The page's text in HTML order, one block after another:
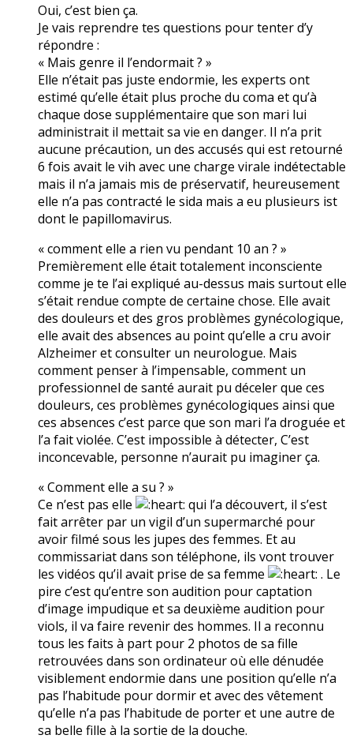
Oui, c’est bien ça.
Je vais reprendre tes questions pour tenter d’y
répondre :
« Mais genre il l’endormait ? »
Elle n’était pas juste endormie, les experts ont
estimé qu’elle était plus proche du coma et qu’à
chaque dose supplémentaire que son mari lui
administrait il mettait sa vie en danger. Il n’a prit
aucune précaution, un des accusés qui est retourné
6 fois avait le vih avec une charge virale indétectable
mais il n’a jamais mis de préservatif, heureusement
elle n’a pas contracté le sida mais a eu plusieurs ist
dont le papillomavirus.
« comment elle a rien vu pendant 10 an ? »
Premièrement elle était totalement inconsciente
comme je te l’ai expliqué au-dessus mais surtout elle
s’était rendue compte de certaine chose. Elle avait
des douleurs et des gros problèmes gynécologique,
elle avait des absences au point qu’elle a cru avoir
Alzheimer et consulter un neurologue. Mais
comment penser à l’impensable, comment un
professionnel de santé aurait pu déceler que ces
douleurs, ces problèmes gynécologiques ainsi que
ces absences c’est parce que son mari l’a droguée et
l’a fait violée. C’est impossible à détecter, C’est
inconcevable, personne n’aurait pu imaginer ça.
« Comment elle a su ? »
Ce n’est pas elle
qui l’a découvert, il s’est
fait arrêter par un vigil d’un supermarché pour
avoir filmé sous les jupes des femmes. Et au
commissariat dans son téléphone, ils vont trouver
les vidéos qu’il avait prise de sa femme
. Le
pire c’est qu’entre son audition pour captation
d’image impudique et sa deuxième audition pour
viols, il va faire revenir des hommes. Il a reconnu
tous les faits à part pour 2 photos de sa fille
retrouvées dans son ordinateur où elle dénudée
visiblement endormie dans une position qu’elle n’a
pas l’habitude pour dormir et avec des vêtement
qu’elle n’a pas l’habitude de porter et une autre de
sa belle fille à la sortie de la douche.